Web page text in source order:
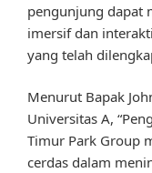
pengunjung dapat
imersif dan
yang telah
Menurut Bapak
Universitas A,
Timur Park Group
cerdas dalam